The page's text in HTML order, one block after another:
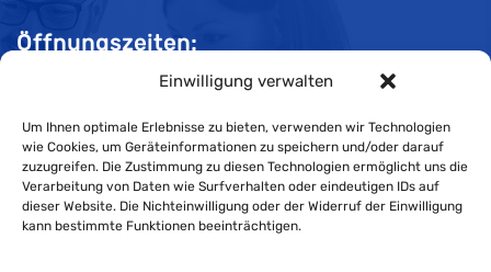
Einwilligung verwalten
Um Ihnen optimale Erlebnisse zu bieten, verwenden wir Technologien
wie Cookies, um Geräteinformationen zu speichern und/oder darauf
zuzugreifen. Die Zustimmung zu diesen Technologien ermöglicht uns die
Verarbeitung von Daten wie Surfverhalten oder eindeutigen IDs auf
dieser Website. Die Nichteinwilligung oder der Widerruf der Einwilligung
kann bestimmte Funktionen beeinträchtigen.
Öffnungszeiten:
Mo-Do 08:00 bis 11:30 und 13:30 bis 16:30 Uhr
Fr 08:00 bis 11:30 und 13:30 bis 16:00 Uhr
Impressum
Cookie-Richtlinie